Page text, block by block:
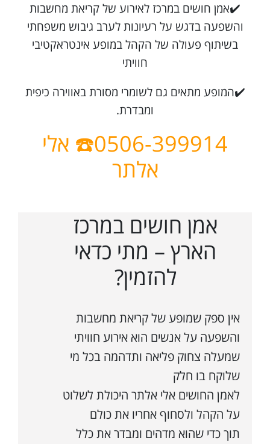
✔️אמן חושים במרכז לאירוע של קריאת מחשבות
והשפעה בדגש על רעיונות לערב גיבוש משפחתי
בשיתוף פעולה של הקהל במופע אינטראקטיבי
חוויתי
✔️המופע מתאים גם לשומרי מסורת באווירה כיפית
ומבדרת.
0506-399914☎️ אלי
אלתר
אמן חושים במרכז
הארץ – מתי כדאי
להזמין?
אין ספק שמופע של קריאת מחשבות
והשפעה על אנשים הוא אירוע חוויתי
שמעלה צחוק פליאה ותדהמה בכל מי
שלוקח בו חלק
לאמן החושים אלי אלתר היכולת לשלוט
על הקהל ולסחוף אחריו את כולם
תוך כדי שהוא מדהים ומבדר את כלל